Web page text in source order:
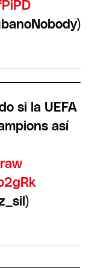
si la UEFA
así